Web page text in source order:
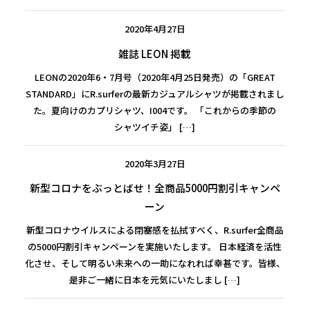
SHIRT TIE
JACKET
KOBE BEEF LEATHER
ACCESSORY
2020年4月27日
雑誌 LEON 掲載
LEONの2020年6・7月号（2020年4月25日発売）の「GREAT
STANDARD」にR.surferの最新カジュアルシャツが掲載されまし
た。夏向けのカプリシャツ、I004です。 「これからの季節の
シャツイチ姿」 […]
2020年3月27日
新型コロナをぶっとばせ！全商品5000円割引キャンペ
ーン
新型コロナウイルスによる閉塞感を払拭すべく、R.surfer全商品
の5000円割引キャンペーンを実施いたします。 日本経済を活性
化させ、そして明るい未来への一助になれれば幸甚です。皆様、
是非ご一緒に日本を元気にいたしまし […]